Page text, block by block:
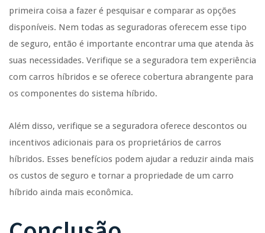
primeira coisa a fazer é pesquisar e comparar as opções
disponíveis. Nem todas as seguradoras oferecem esse tipo
de seguro, então é importante encontrar uma que atenda às
suas necessidades. Verifique se a seguradora tem experiência
com carros híbridos e se oferece cobertura abrangente para
os componentes do sistema híbrido.
Além disso, verifique se a seguradora oferece descontos ou
incentivos adicionais para os proprietários de carros
híbridos. Esses benefícios podem ajudar a reduzir ainda mais
os custos de seguro e tornar a propriedade de um carro
híbrido ainda mais econômica.